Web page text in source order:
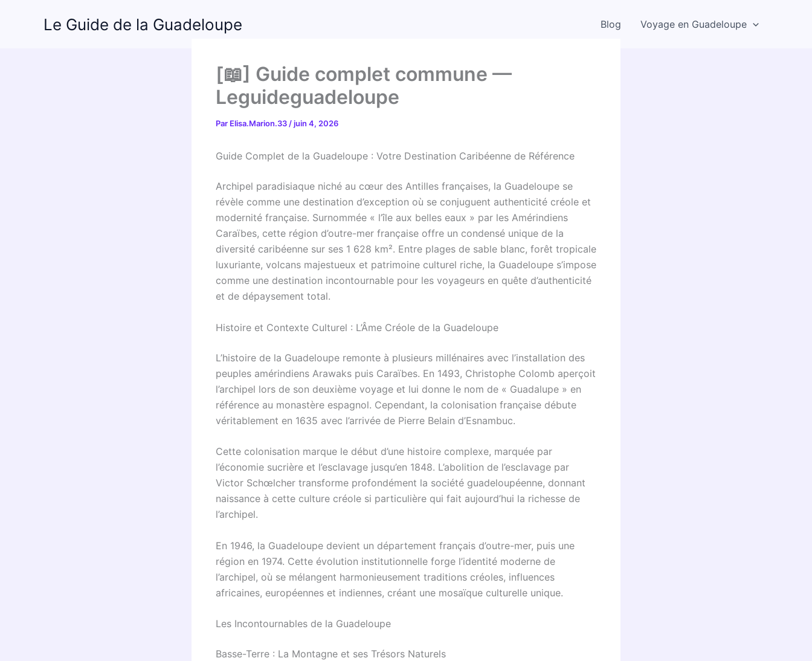
Le Guide de la Guadeloupe Blog Voyage en Guadeloupe
[📖] Guide complet commune —
Leguideguadeloupe
Par Elisa.Marion.33 /juin 4, 2026
Guide Complet de la Guadeloupe : Votre Destination Caribéenne de Référence
Archipel paradisiaque niché au cœur des Antilles françaises, la Guadeloupe se
révèle comme une destination d’exception où se conjuguent authenticité créole et
modernité française. Surnommée « l’île aux belles eaux » par les Amérindiens
Caraïbes, cette région d’outre-mer française offre un condensé unique de la
diversité caribéenne sur ses 1 628 km². Entre plages de sable blanc, forêt tropicale
luxuriante, volcans majestueux et patrimoine culturel riche, la Guadeloupe s’impose
comme une destination incontournable pour les voyageurs en quête d’authenticité
et de dépaysement total.
Histoire et Contexte Culturel : L’Âme Créole de la Guadeloupe
L’histoire de la Guadeloupe remonte à plusieurs millénaires avec l’installation des
peuples amérindiens Arawaks puis Caraïbes. En 1493, Christophe Colomb aperçoit
l’archipel lors de son deuxième voyage et lui donne le nom de « Guadalupe » en
référence au monastère espagnol. Cependant, la colonisation française débute
véritablement en 1635 avec l’arrivée de Pierre Belain d’Esnambuc.
Cette colonisation marque le début d’une histoire complexe, marquée par
l’économie sucrière et l’esclavage jusqu’en 1848. L’abolition de l’esclavage par
Victor Schœlcher transforme profondément la société guadeloupéenne, donnant
naissance à cette culture créole si particulière qui fait aujourd’hui la richesse de
l’archipel.
En 1946, la Guadeloupe devient un département français d’outre-mer, puis une
région en 1974. Cette évolution institutionnelle forge l’identité moderne de
l’archipel, où se mélangent harmonieusement traditions créoles, influences
africaines, européennes et indiennes, créant une mosaïque culturelle unique.
Les Incontournables de la Guadeloupe
Basse-Terre : La Montagne et ses Trésors Naturels